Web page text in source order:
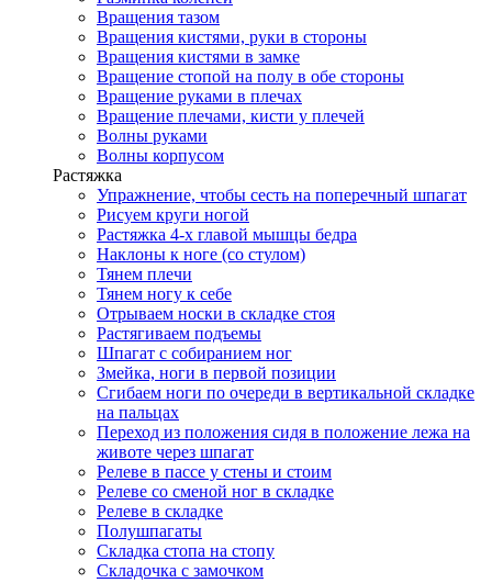
Вращения тазом
Вращения кистями, руки в стороны
Вращения кистями в замке
Вращение стопой на полу в обе стороны
Вращение руками в плечах
Вращение плечами, кисти у плечей
Волны руками
Волны корпусом
Растяжка
Упражнение, чтобы сесть на поперечный шпагат
Рисуем круги ногой
Растяжка 4-х главой мышцы бедра
Наклоны к ноге (со стулом)
Тянем плечи
Тянем ногу к себе
Отрываем носки в складке стоя
Растягиваем подъемы
Шпагат с собиранием ног
Змейка, ноги в первой позиции
Сгибаем ноги по очереди в вертикальной складке
на пальцах
Переход из положения сидя в положение лежа на
животе через шпагат
Релеве в пассе у стены и стоим
Релеве со сменой ног в складке
Релеве в складке
Полушпагаты
Складка стопа на стопу
Складочка с замочком